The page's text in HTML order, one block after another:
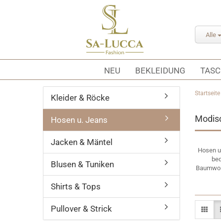
Alle
NEU BEKLEIDUNG
Startseite
Hosen
Kleider & Röcke
Hosen u. Jeans
Jacken & Mäntel
Blusen & Tuniken
Shirts & Tops
Pullover & Strick